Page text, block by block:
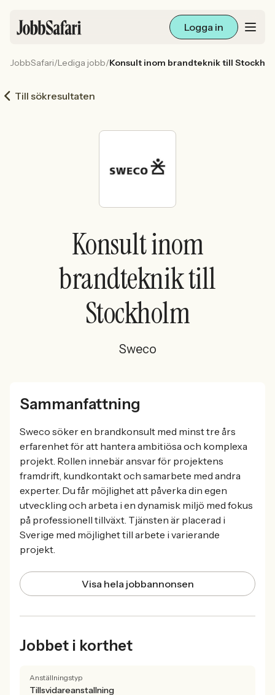
Logga in
Arbetsliv och karriär
För arbetsgivare
Sök med AI
Ny här? Skapa konto
JobbSafari/Lediga jobb/Konsult inom brandteknik till
Till sökresultaten
Konsult inom
brandteknik till
Stockholm
Sweco
Sammanfattning
Sweco söker en brandkonsult med minst tre års
erfarenhet för att hantera ambitiösa och komplexa
projekt. Rollen innebär ansvar för projektens
framdrift, kundkontakt och samarbete med andra
experter. Du får möjlighet att påverka din egen
utveckling och arbeta i en dynamisk miljö med fokus
på professionell tillväxt. Tjänsten är placerad i
Sverige med möjlighet till arbete i varierande
projekt.
Visa hela jobbannonsen
Jobbet i korthet
Anställningstyp
Tillsvidareanstallning